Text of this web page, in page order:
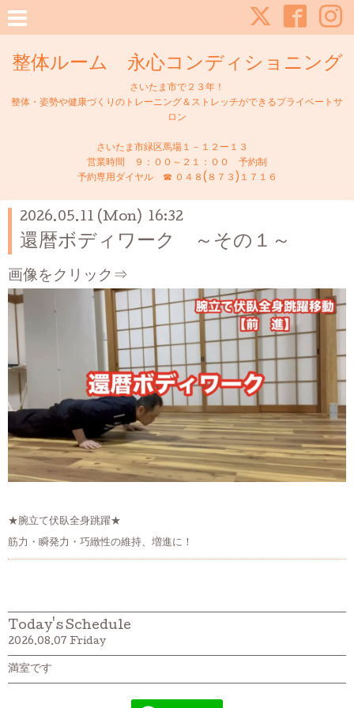
整体ルーム 永心コンディショニング
さいたま市で２３年！
整体・姿勢や健康づくりのトレーニング＆ストレッチができるプライベートサ
ロン
さいたま市緑区馬場１－１２ー１３
営業時間 ９：００～２１：００ 予約制
予約専用ダイヤル ☎ ０４８(８７３)１７１６
2026.05.11 (Mon) 16:32
還暦ボディワーク ～その１～
画像をクリック⇒
★腕立て伏臥全身跳躍★
筋力・瞬発力・巧緻性の維持、増進に！
Today's Schedule
2026.08.07 Friday
満室です